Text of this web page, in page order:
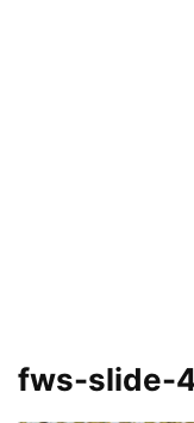
fws-slide-